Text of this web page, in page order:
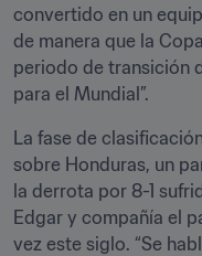
convertido en un
de manera que la
periodo de transición
para el Mundial”.
La fase de
sobre Honduras, un
la derrota por 8-1
Edgar y compañía el
vez este siglo. “Se